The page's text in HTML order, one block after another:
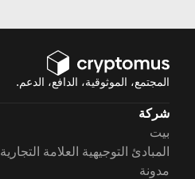
المجتمع، الموثوقية، الدافع، الدعم.
شركة
بيت
المبادئ التوجيهية العلامة التجارية
مدونة